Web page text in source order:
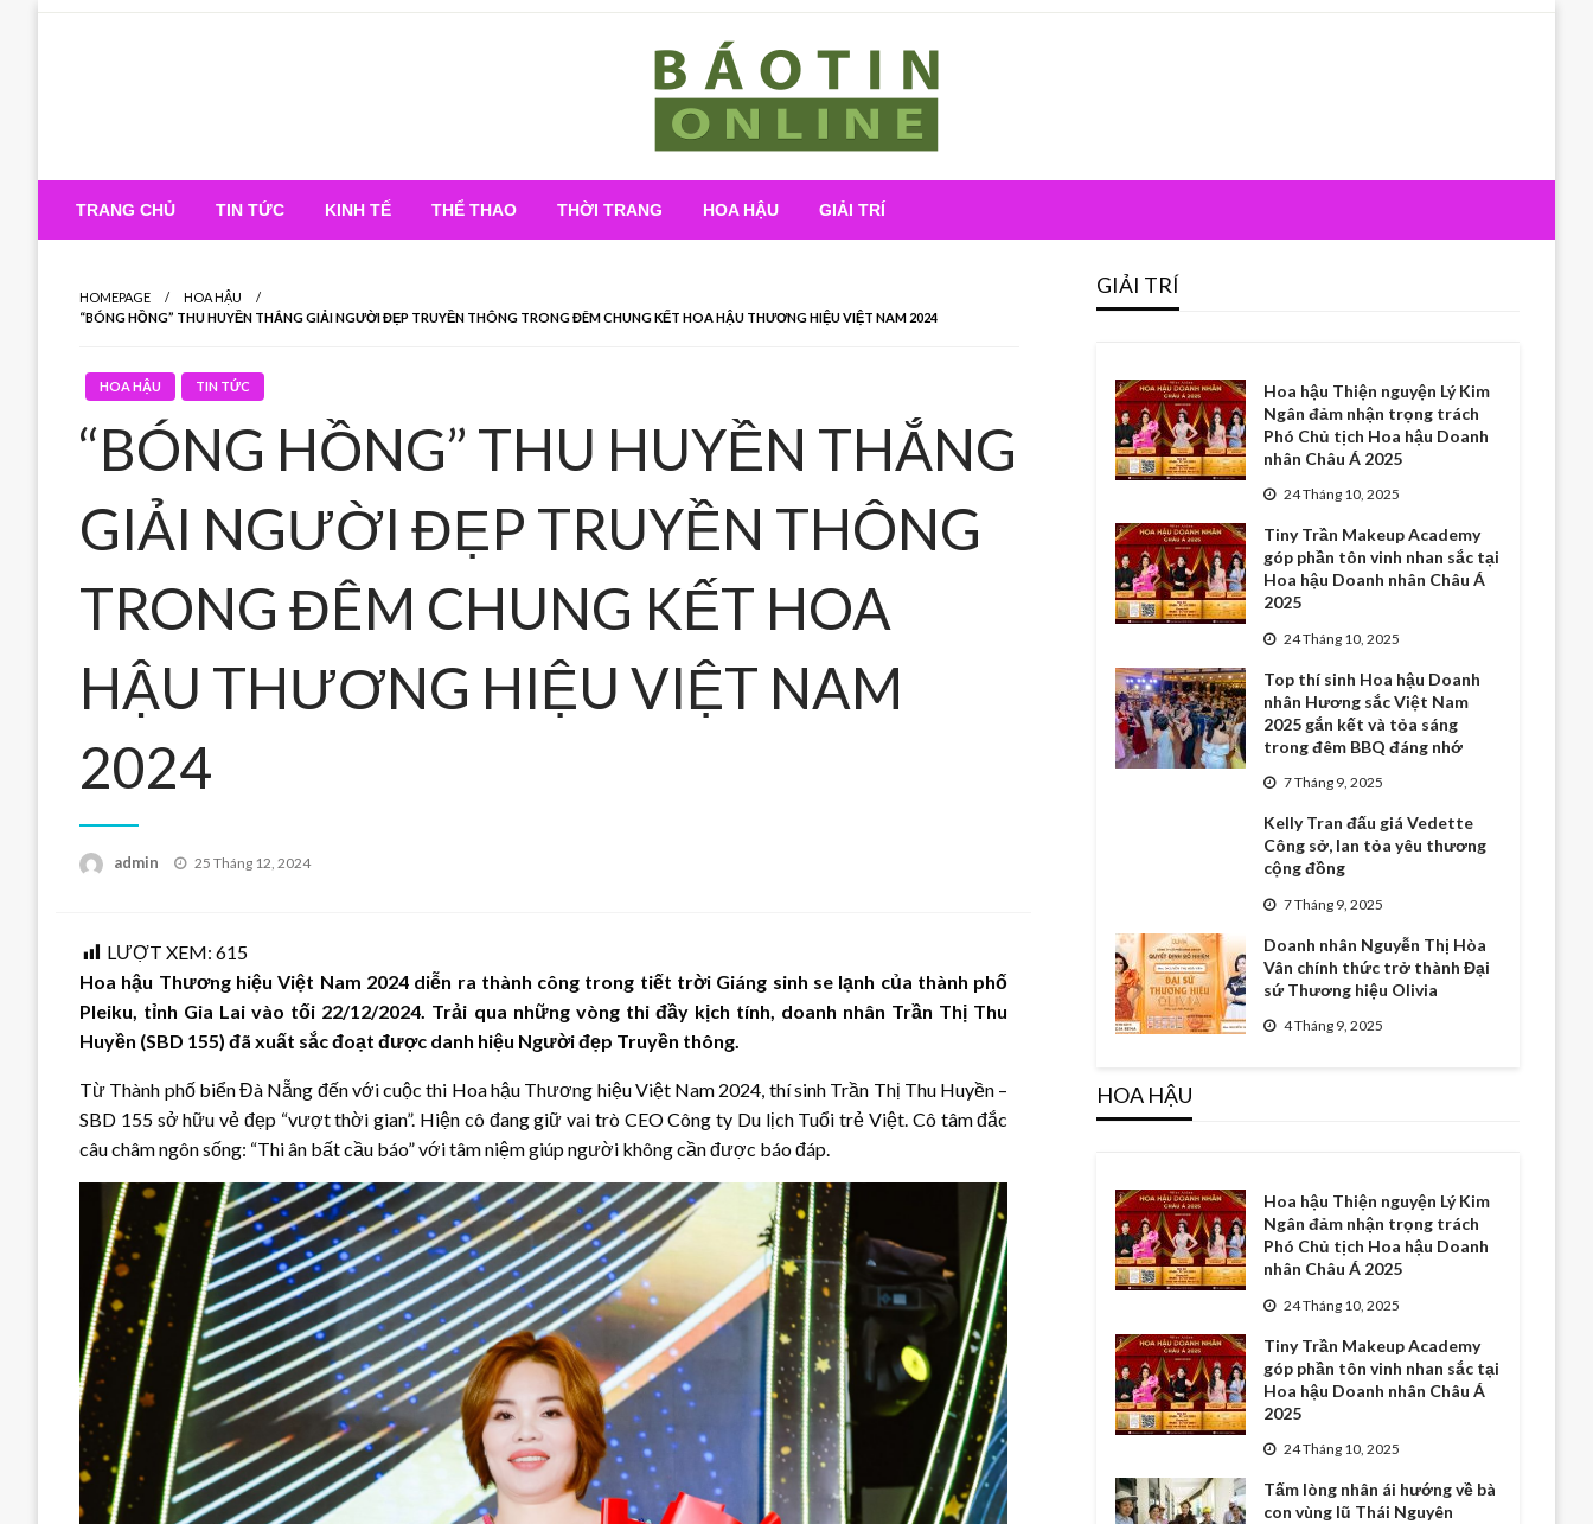
Báo Tin Online
TRANG CHỦ TIN TỨC KINH TẾ THỂ THAO THỜI TRANG HOA HẬU GIẢI TRÍ
HOMEPAGE
HOA HẬU
“BÓNG HỒNG” THU HUYỀN THẮNG GIẢI NGƯỜI ĐẸP TRUYỀN THÔNG TRONG ĐÊM CHUNG KẾT HOA HẬU THƯƠNG HIỆU VIỆT NAM 2024
HOA HẬU TIN TỨC
“BÓNG HỒNG” THU HUYỀN THẮNG
GIẢI NGƯỜI ĐẸP TRUYỀN THÔNG
TRONG ĐÊM CHUNG KẾT HOA
HẬU THƯƠNG HIỆU VIỆT NAM
2024
admin
Posted
25 Tháng 12, 2024
LƯỢT XEM: 615
Hoa hậu Thương hiệu Việt Nam 2024 diễn ra thành công trong tiết trời Giáng sinh se lạnh của thành phố
Pleiku, tỉnh Gia Lai vào tối 22/12/2024. Trải qua những vòng thi đầy kịch tính, doanh nhân Trần Thị Thu
Huyền (SBD 155) đã xuất sắc đoạt được danh hiệu Người đẹp Truyền thông.
Từ Thành phố biển Đà Nẵng đến với cuộc thi Hoa hậu Thương hiệu Việt Nam 2024, thí sinh Trần Thị Thu Huyền –
SBD 155 sở hữu vẻ đẹp “vượt thời gian”. Hiện cô đang giữ vai trò CEO Công ty Du lịch Tuổi trẻ Việt. Cô tâm đắc
câu châm ngôn sống: “Thi ân bất cầu báo” với tâm niệm giúp người không cần được báo đáp.
GIẢI TRÍ
Hoa hậu Thiện nguyện Lý Kim
Ngân đảm nhận trọng trách
Phó Chủ tịch Hoa hậu Doanh
nhân Châu Á 2025
24 Tháng 10, 2025
Tiny Trần Makeup Academy
góp phần tôn vinh nhan sắc tại
Hoa hậu Doanh nhân Châu Á
2025
24 Tháng 10, 2025
Top thí sinh Hoa hậu Doanh
nhân Hương sắc Việt Nam
2025 gắn kết và tỏa sáng
trong đêm BBQ đáng nhớ
7 Tháng 9, 2025
Kelly Tran đấu giá Vedette
Công sở, lan tỏa yêu thương
cộng đồng
7 Tháng 9, 2025
Doanh nhân Nguyễn Thị Hòa
Vân chính thức trở thành Đại
sứ Thương hiệu Olivia
4 Tháng 9, 2025
HOA HẬU
Hoa hậu Thiện nguyện Lý Kim
Ngân đảm nhận trọng trách
Phó Chủ tịch Hoa hậu Doanh
nhân Châu Á 2025
24 Tháng 10, 2025
Tiny Trần Makeup Academy
góp phần tôn vinh nhan sắc tại
Hoa hậu Doanh nhân Châu Á
2025
24 Tháng 10, 2025
Tấm lòng nhân ái hướng về bà
con vùng lũ Thái Nguyên